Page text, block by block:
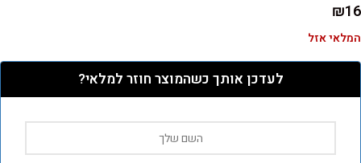
₪16
המלאי אזל
לעדכן אותך כשהמוצר חוזר למלאי?